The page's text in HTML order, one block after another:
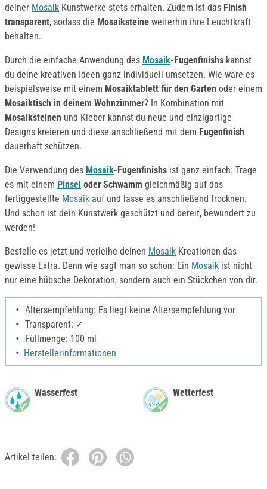
deiner Mosaik-Kunstwerke stets erhalten. Zudem ist das Finish
transparent, sodass die Mosaiksteine weiterhin ihre Leuchtkraft
behalten.
Durch die einfache Anwendung des Mosaik-Fugenfinishs kannst
du deine kreativen Ideen ganz individuell umsetzen. Wie wäre es
beispielsweise mit einem Mosaiktablett für den Garten oder einem
Mosaiktisch in deinem Wohnzimmer? In Kombination mit
Mosaiksteinen und Kleber kannst du neue und einzigartige
Designs kreieren und diese anschließend mit dem Fugenfinish
dauerhaft schützen.
Die Verwendung des Mosaik-Fugenfinishs ist ganz einfach: Trage
es mit einem Pinsel oder Schwamm gleichmäßig auf das
fertiggestellte Mosaik auf und lasse es anschließend trocknen.
Und schon ist dein Kunstwerk geschützt und bereit, bewundert zu
werden!
Bestelle es jetzt und verleihe deinen Mosaik-Kreationen das
gewisse Extra. Denn wie sagt man so schön: Ein Mosaik ist nicht
nur eine hübsche Dekoration, sondern auch ein Stückchen von dir.
Altersempfehlung: Es liegt keine Altersempfehlung vor
Transparent: ✓
Füllmenge: 100 ml
Herstellerinformationen
Wasserfest Wetterfest
Artikel teilen: